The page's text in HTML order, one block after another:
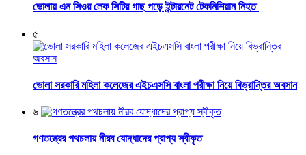
ভোলায় এন সিওর লেক সিটির গাছ পড়ে ইন্টারনেট টেকনিশিয়ান নিহত
৫
ভোলা সরকারি মহিলা কলেজের এইচএসসি বাংলা পরীক্ষা নিয়ে বিভ্রান্তির অবসান
৬
গণতন্ত্রের পথচলায় নীরব যোদ্ধাদের প্রাপ্য স্বীকৃত